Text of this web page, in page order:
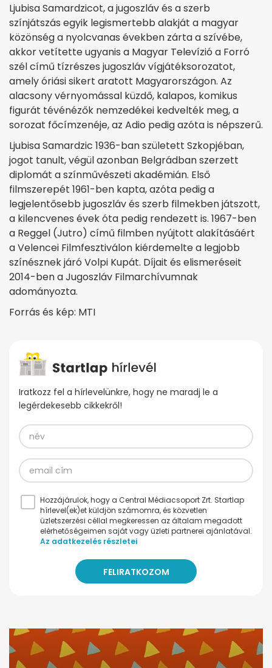
Ljubisa Samardzicot, a jugoszláv és a szerb
színjátszás egyik legismertebb alakját a magyar
közönség a nyolcvanas években zárta a szívébe,
akkor vetítette ugyanis a Magyar Televízió a Forró
szél című tízrészes jugoszláv vígjátéksorozatot,
amely óriási sikert aratott Magyarországon. Az
alacsony vérnyomással küzdő, kalapos, komikus
figurát tévénézők nemzedékei kedvelték meg, a
sorozat főcímzenéje, az Adio pedig azóta is népszerű.
Ljubisa Samardzic 1936-ban született Szkopjéban,
jogot tanult, végül azonban Belgrádban szerzett
diplomát a színművészeti akadémián. Első
filmszerepét 1961-ben kapta, azóta pedig a
legjelentősebb jugoszláv és szerb filmekben játszott,
a kilencvenes évek óta pedig rendezett is. 1967-ben
a Reggel (Jutro) című filmben nyújtott alakításáért
a Velencei Filmfesztiválon kiérdemelte a legjobb
színésznek járó Volpi Kupát. Díjait és elismeréseit
2014-ben a Jugoszláv Filmarchívumnak
adományozta.
Forrás és kép: MTI
Iratkozz fel a hírlevelünkre, hogy ne maradj le a
legérdekesebb cikkekről!
Hozzájárulok, hogy a Central Médiacsoport Zrt. Startlap
hírlevel(ek)et küldjön számomra, és közvetlen
üzletszerzési céllal megkeressen az általam megadott
elérhetőségeimen saját vagy üzleti partnerei ajánlatával.
Az adatkezelés részletei